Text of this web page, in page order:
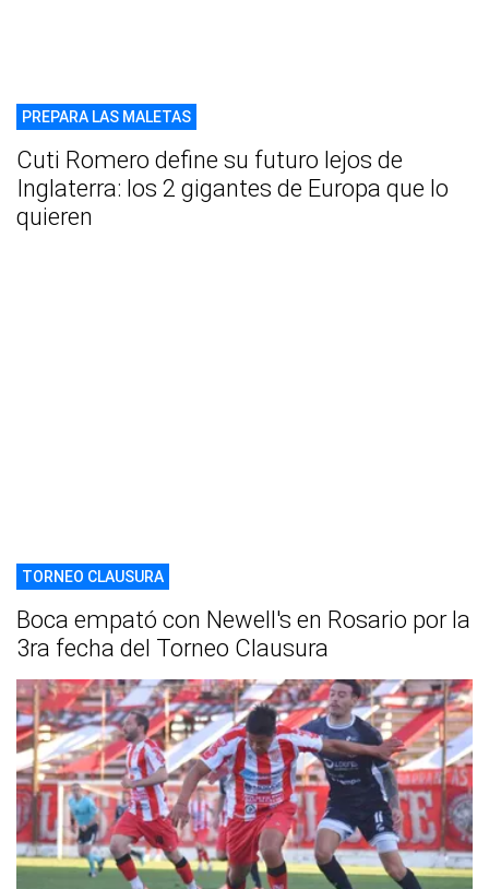
PREPARA LAS MALETAS
Cuti Romero define su futuro lejos de
Inglaterra: los 2 gigantes de Europa que lo
quieren
TORNEO CLAUSURA
Boca empató con Newell's en Rosario por la
3ra fecha del Torneo Clausura